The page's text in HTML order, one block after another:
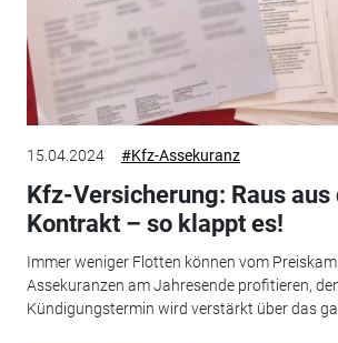
15.04.2024 #Kfz-Assekuranz
Kfz-Versicherung: Raus aus
Kontrakt – so klappt es!
Immer weniger Flotten können vom
Assekuranzen am Jahresende profitieren,
Kündigungstermin wird verstärkt über das